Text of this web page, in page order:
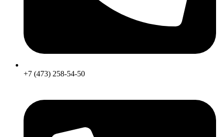
+7 (473) 258-54-50